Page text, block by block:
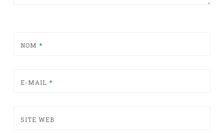
NOM *
E-MAIL *
SITE WEB